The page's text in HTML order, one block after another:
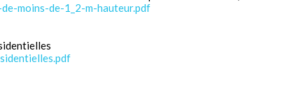
moins-de-1_2-m-hauteur.pdf